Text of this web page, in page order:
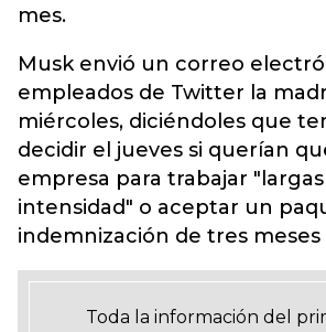
mes.
Musk envió un correo
empleados de Twitter la
miércoles, diciéndoles que
decidir el jueves si querían
empresa para trabajar
intensidad" o aceptar un
indemnización de tres meses
Toda la información del